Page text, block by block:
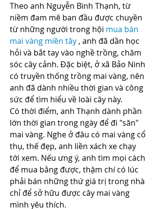
Theo anh Nguyễn Bình Thạnh, từ
niềm đam mê ban đầu được chuyền
từ những người trong hội mua bán
mai vàng miền tây , anh đã dần học
hỏi và bắt tay vào nghề trồng, chăm
sóc cây cảnh. Đặc biệt, ở xã Bảo Ninh
có truyền thống trồng mai vàng, nên
anh đã dành nhiều thời gian và công
sức để tìm hiểu về loài cây này.
Có thời điểm, anh Thạnh dành phần
lớn thời gian trong ngày để đi "săn"
mai vàng. Nghe ở đâu có mai vàng cổ
thụ, thế đẹp, anh liền xách xe chạy
tới xem. Nếu ưng ý, anh tìm mọi cách
để mua bằng được, thậm chí có lúc
phải bán những thứ giá trị trong nhà
chỉ để sở hữu được cây mai vàng
mình yêu thích.